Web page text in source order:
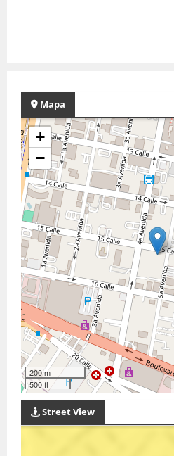
Mapa
+
−
200 m
500 ft
Street View